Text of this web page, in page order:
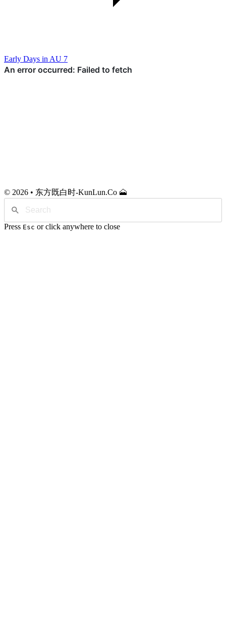
Early Days in AU 7
© 2026 • 东方既白时-KunLun.Co 🗻
Press Esc or click anywhere to close